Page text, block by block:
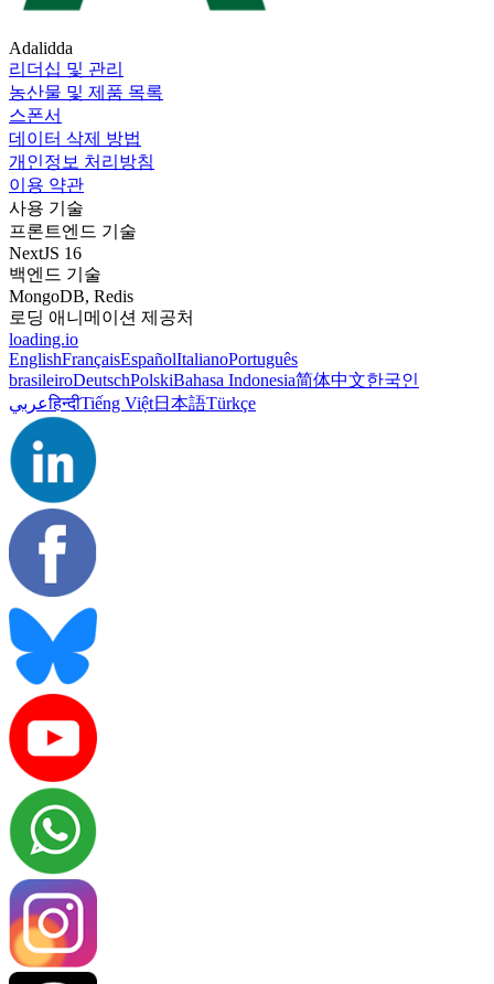
Adalidda
리더십 및 관리
농산물 및 제품 목록
스폰서
데이터 삭제 방법
개인정보 처리방침
이용 약관
사용 기술
프론트엔드 기술
NextJS 16
백엔드 기술
MongoDB, Redis
로딩 애니메이션 제공처
loading.io
EnglishFrançaisEspañolItalianoPortuguês
brasileiroDeutschPolskiBahasa Indonesia简体中文한국인
عربيहिन्दीTiếng Việt日本語Türkçe